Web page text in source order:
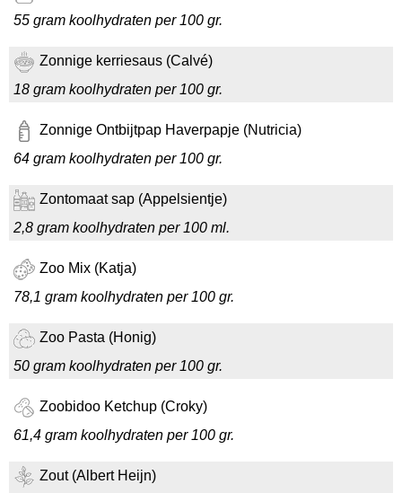
55 gram koolhydraten per 100 gr.
Zonnige kerriesaus (Calvé)
18 gram koolhydraten per 100 gr.
Zonnige Ontbijtpap Haverpapje (Nutricia)
64 gram koolhydraten per 100 gr.
Zontomaat sap (Appelsientje)
2,8 gram koolhydraten per 100 ml.
Zoo Mix (Katja)
78,1 gram koolhydraten per 100 gr.
Zoo Pasta (Honig)
50 gram koolhydraten per 100 gr.
Zoobidoo Ketchup (Croky)
61,4 gram koolhydraten per 100 gr.
Zout (Albert Heijn)